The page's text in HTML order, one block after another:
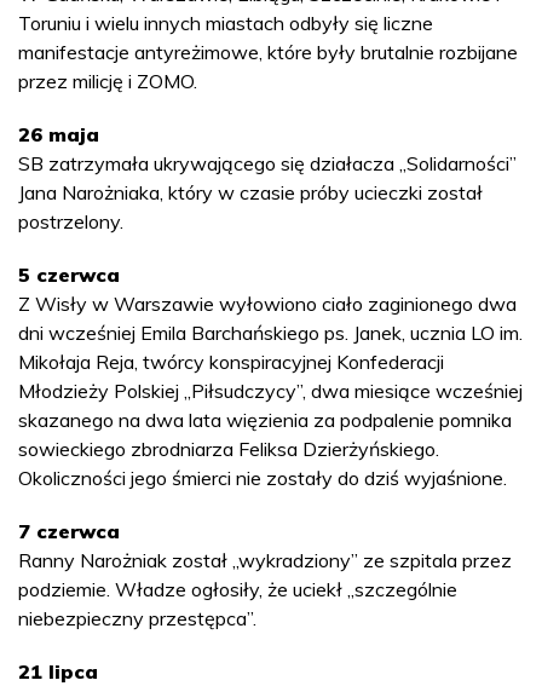
Toruniu i wielu innych miastach odbyły się liczne
manifestacje antyreżimowe, które były brutalnie rozbijane
przez milicję i ZOMO.
26 maja
SB zatrzymała ukrywającego się działacza „Solidarności”
Jana Narożniaka, który w czasie próby ucieczki został
postrzelony.
5 czerwca
Z Wisły w Warszawie wyłowiono ciało zaginionego dwa
dni wcześniej Emila Barchańskiego ps. Janek, ucznia LO im.
Mikołaja Reja, twórcy konspiracyjnej Konfederacji
Młodzieży Polskiej „Piłsudczycy”, dwa miesiące wcześniej
skazanego na dwa lata więzienia za podpalenie pomnika
sowieckiego zbrodniarza Feliksa Dzierżyńskiego.
Okoliczności jego śmierci nie zostały do dziś wyjaśnione.
7 czerwca
Ranny Narożniak został „wykradziony” ze szpitala przez
podziemie. Władze ogłosiły, że uciekł „szczególnie
niebezpieczny przestępca”.
21 lipca